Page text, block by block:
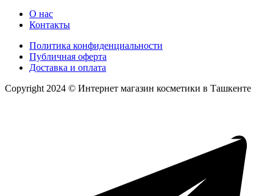
О нас
Контакты
Политика конфиденциальности
Публичная оферта
Доставка и оплата
Copyright 2024 © Интернет магазин косметики в Ташкенте